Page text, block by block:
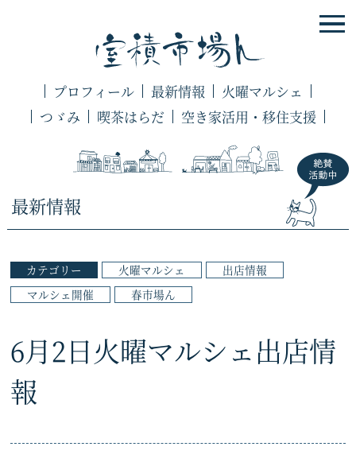
プロフィール 最新情報
火曜マルシェ
つゞみ
喫茶はらだ 空き家活用・移住支援
最新情報
カテゴリー 火曜マルシェ
出店情報
マルシェ開催
春市場ん
6月2日火曜マルシェ出店情
報